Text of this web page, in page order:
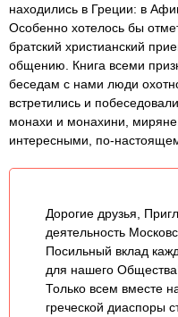
находились в Греции: в
Особенно хотелось бы
братский христианский
общению. Книга всеми
беседам с нами люди
встретились и
монахи и монахини,
интересными, по-
Дорогие друзья,
деятельность
Посильный вклад
для нашего
Только всем вместе
греческой диаспоры